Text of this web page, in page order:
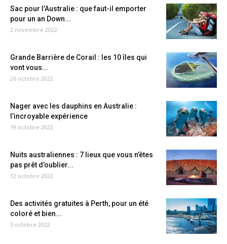
Sac pour l’Australie : que faut-il emporter
pour un an Down...
2 novembre 2022
Grande Barrière de Corail : les 10 îles qui
vont vous...
26 octobre 2022
Nager avec les dauphins en Australie :
l’incroyable expérience
19 octobre 2022
Nuits australiennes : 7 lieux que vous n’êtes
pas prêt d’oublier...
12 octobre 2022
Des activités gratuites à Perth, pour un été
coloré et bien...
5 octobre 2022